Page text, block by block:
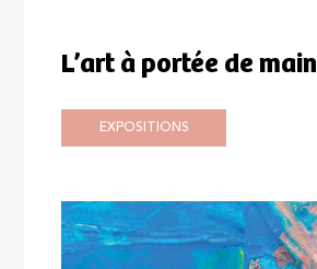
L’art à portée de main
EXPOSITIONS